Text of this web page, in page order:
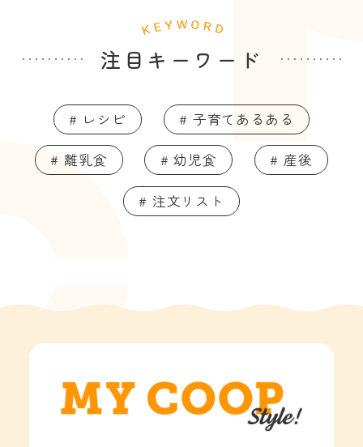
注目キーワード
# レシピ # 子育てあるある
# 離乳食 # 幼児食 # 産後
# 注文リスト